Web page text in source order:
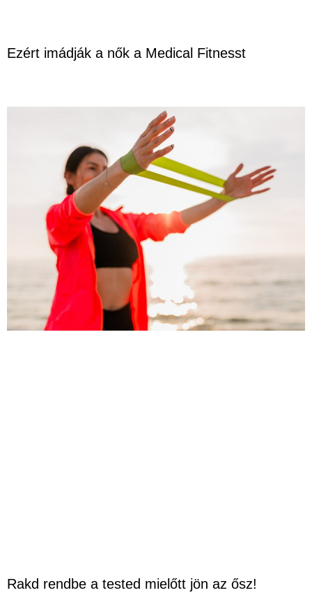
Ezért imádják a nők a Medical Fitnesst
Rakd rendbe a tested mielőtt jön az ősz!